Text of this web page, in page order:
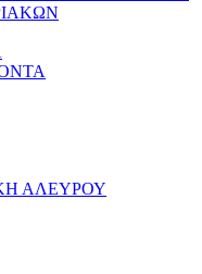
ΑΛΕΥΡΟΥ